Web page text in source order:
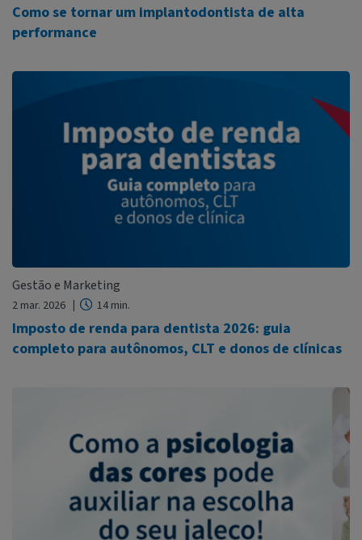
Como se tornar um implantodontista de alta
performance
Gestão e Marketing
2 mar. 2026 14 min.
Imposto de renda para dentista 2026: guia
completo para autônomos, CLT e donos de clínicas